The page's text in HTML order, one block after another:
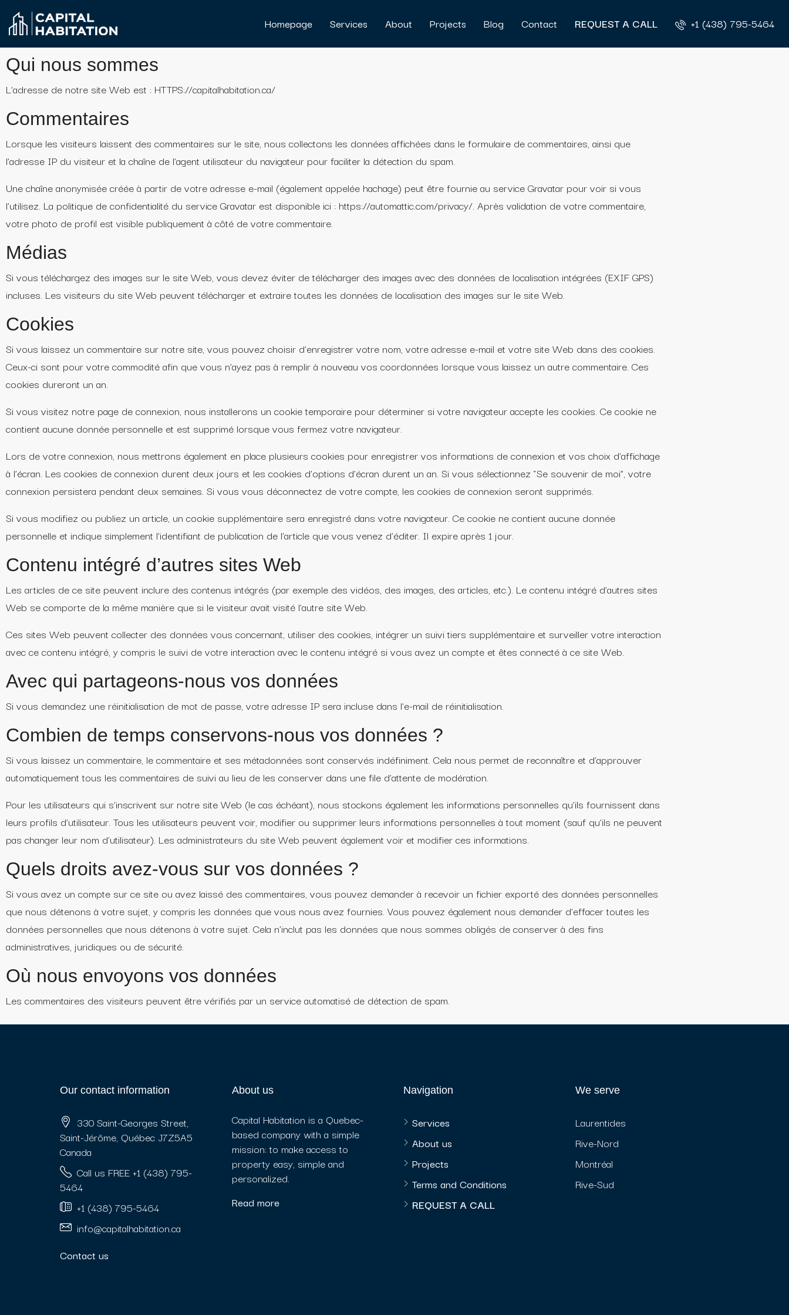
Homepage Services About Projects Blog Contact REQUEST A CALL +1 (438) 795-5464
Qui nous sommes
L’adresse de notre site Web est : HTTPS://capitalhabitation.ca/
Commentaires
Lorsque les visiteurs laissent des commentaires sur le site, nous collectons les données affichées dans le formulaire de commentaires, ainsi que
l’adresse IP du visiteur et la chaîne de l’agent utilisateur du navigateur pour faciliter la détection du spam.
Une chaîne anonymisée créée à partir de votre adresse e-mail (également appelée hachage) peut être fournie au service Gravatar pour voir si vous
l’utilisez. La politique de confidentialité du service Gravatar est disponible ici : https://automattic.com/privacy/. Après validation de votre commentaire,
votre photo de profil est visible publiquement à côté de votre commentaire.
Médias
Si vous téléchargez des images sur le site Web, vous devez éviter de télécharger des images avec des données de localisation intégrées (EXIF GPS)
incluses. Les visiteurs du site Web peuvent télécharger et extraire toutes les données de localisation des images sur le site Web.
Cookies
Si vous laissez un commentaire sur notre site, vous pouvez choisir d’enregistrer votre nom, votre adresse e-mail et votre site Web dans des cookies.
Ceux-ci sont pour votre commodité afin que vous n’ayez pas à remplir à nouveau vos coordonnées lorsque vous laissez un autre commentaire. Ces
cookies dureront un an.
Si vous visitez notre page de connexion, nous installerons un cookie temporaire pour déterminer si votre navigateur accepte les cookies. Ce cookie ne
contient aucune donnée personnelle et est supprimé lorsque vous fermez votre navigateur.
Lors de votre connexion, nous mettrons également en place plusieurs cookies pour enregistrer vos informations de connexion et vos choix d’affichage
à l’écran. Les cookies de connexion durent deux jours et les cookies d’options d’écran durent un an. Si vous sélectionnez “Se souvenir de moi”, votre
connexion persistera pendant deux semaines. Si vous vous déconnectez de votre compte, les cookies de connexion seront supprimés.
Si vous modifiez ou publiez un article, un cookie supplémentaire sera enregistré dans votre navigateur. Ce cookie ne contient aucune donnée
personnelle et indique simplement l’identifiant de publication de l’article que vous venez d’éditer. Il expire après 1 jour.
Contenu intégré d’autres sites Web
Les articles de ce site peuvent inclure des contenus intégrés (par exemple des vidéos, des images, des articles, etc.). Le contenu intégré d’autres sites
Web se comporte de la même manière que si le visiteur avait visité l’autre site Web.
Ces sites Web peuvent collecter des données vous concernant, utiliser des cookies, intégrer un suivi tiers supplémentaire et surveiller votre interaction
avec ce contenu intégré, y compris le suivi de votre interaction avec le contenu intégré si vous avez un compte et êtes connecté à ce site Web.
Avec qui partageons-nous vos données
Si vous demandez une réinitialisation de mot de passe, votre adresse IP sera incluse dans l’e-mail de réinitialisation.
Combien de temps conservons-nous vos données ?
Si vous laissez un commentaire, le commentaire et ses métadonnées sont conservés indéfiniment. Cela nous permet de reconnaître et d’approuver
automatiquement tous les commentaires de suivi au lieu de les conserver dans une file d’attente de modération.
Pour les utilisateurs qui s’inscrivent sur notre site Web (le cas échéant), nous stockons également les informations personnelles qu’ils fournissent dans
leurs profils d’utilisateur. Tous les utilisateurs peuvent voir, modifier ou supprimer leurs informations personnelles à tout moment (sauf qu’ils ne peuvent
pas changer leur nom d’utilisateur). Les administrateurs du site Web peuvent également voir et modifier ces informations.
Quels droits avez-vous sur vos données ?
Si vous avez un compte sur ce site ou avez laissé des commentaires, vous pouvez demander à recevoir un fichier exporté des données personnelles
que nous détenons à votre sujet, y compris les données que vous nous avez fournies. Vous pouvez également nous demander d’effacer toutes les
données personnelles que nous détenons à votre sujet. Cela n’inclut pas les données que nous sommes obligés de conserver à des fins
administratives, juridiques ou de sécurité.
Où nous envoyons vos données
Les commentaires des visiteurs peuvent être vérifiés par un service automatisé de détection de spam.
Our contact information
330 Saint-Georges Street,
Saint-Jérôme, Québec J7Z5A5
Canada
Call us FREE +1 (438) 795-
5464
+1 (438) 795-5464
info@capitalhabitation.ca
Contact us
About us
Capital Habitation is a Quebec-
based company with a simple
mission: to make access to
property easy, simple and
personalized.
Read more
Navigation
Services
About us
Projects
Terms and Conditions
REQUEST A CALL
We serve
Laurentides
Rive-Nord
Montréal
Rive-Sud